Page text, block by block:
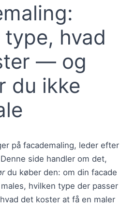
type, hvad
— og
du ikke
på facademaling, leder efter
side handler om det,
du køber den: om din facade
hvilken type der passer
det koster at få en maler